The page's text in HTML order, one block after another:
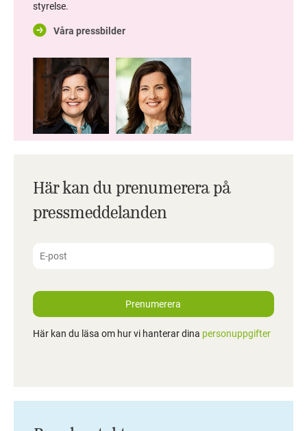
styrelse.
Våra pressbilder
Här kan du prenumerera på
pressmeddelanden
Prenumerera
Här kan du läsa om hur vi hanterar dina personuppgifter